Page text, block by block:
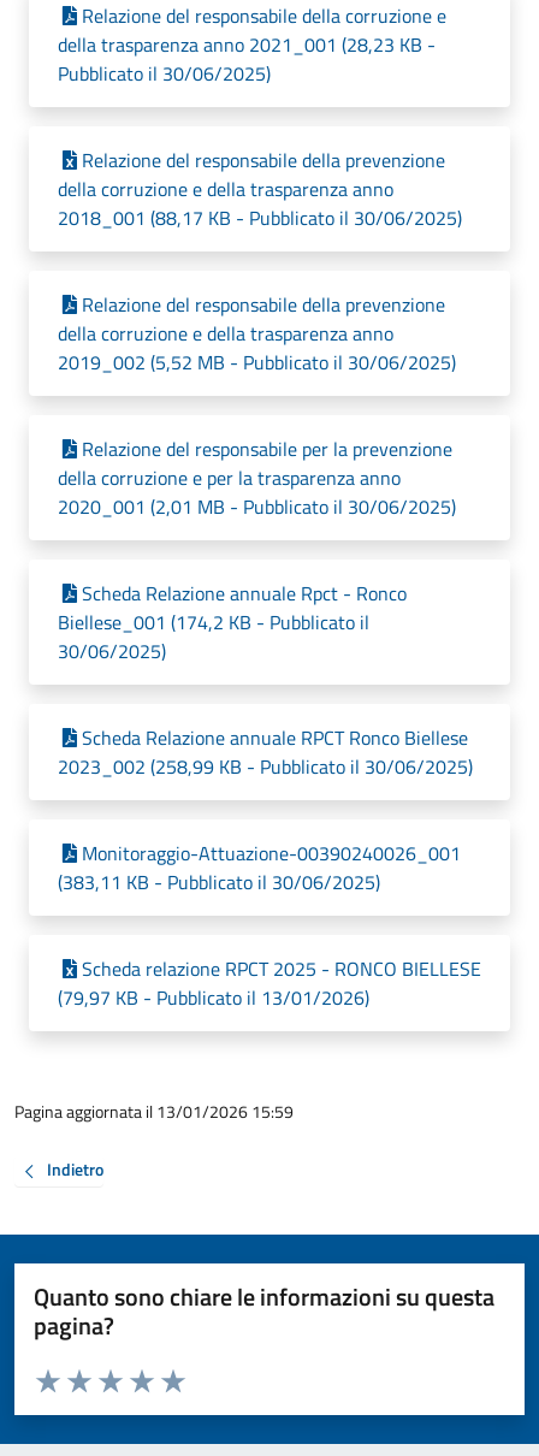
Relazione del responsabile della corruzione e
della trasparenza anno 2021_001 (28,23 KB -
Pubblicato il 30/06/2025)
Relazione del responsabile della prevenzione
della corruzione e della trasparenza anno
2018_001 (88,17 KB - Pubblicato il 30/06/2025)
Relazione del responsabile della prevenzione
della corruzione e della trasparenza anno
2019_002 (5,52 MB - Pubblicato il 30/06/2025)
Relazione del responsabile per la prevenzione
della corruzione e per la trasparenza anno
2020_001 (2,01 MB - Pubblicato il 30/06/2025)
Scheda Relazione annuale Rpct - Ronco
Biellese_001 (174,2 KB - Pubblicato il
30/06/2025)
Scheda Relazione annuale RPCT Ronco Biellese
2023_002 (258,99 KB - Pubblicato il 30/06/2025)
Monitoraggio-Attuazione-00390240026_001
(383,11 KB - Pubblicato il 30/06/2025)
Scheda relazione RPCT 2025 - RONCO BIELLESE
(79,97 KB - Pubblicato il 13/01/2026)
Pagina aggiornata il 13/01/2026 15:59
Indietro
Quanto sono chiare le informazioni su questa
pagina?
Valuta da 1 a 5 stelle la pagina
Valuta 5 stelle su 5
Valuta 4 stelle su 5
Valuta 3 stelle su 5
Valuta 2 stelle su 5
Valuta 1 stelle su 5